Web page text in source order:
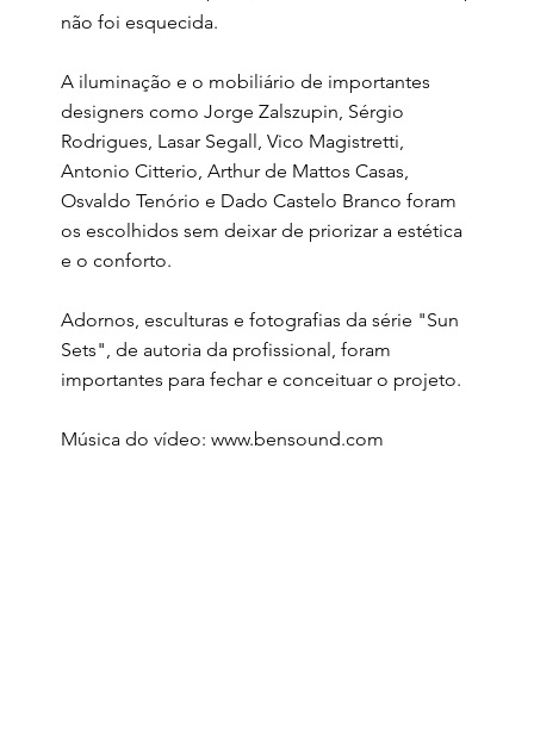
não foi esquecida.
A iluminação e o mobiliário de importantes
designers como Jorge Zalszupin, Sérgio
Rodrigues, Lasar Segall, Vico Magistretti,
Antonio Citterio, Arthur de Mattos Casas,
Osvaldo Tenório e Dado Castelo Branco foram
os escolhidos sem deixar de priorizar a estética
e o conforto.
Adornos, esculturas e fotografias da série "Sun
Sets", de autoria da profissional, foram
importantes para fechar e conceituar o projeto.
Música do vídeo: www.bensound.com